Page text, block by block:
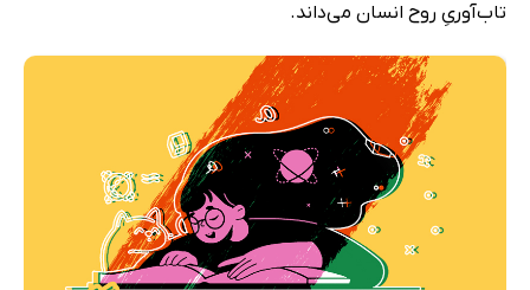
تاب‌آوریِ روح انسان می‌داند.